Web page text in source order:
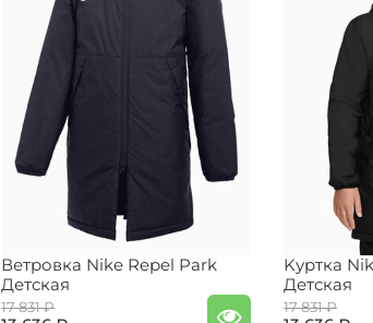
Ветровка Nike Repel Park
Детская
17 831 ₽
Kуртка
Детская
17 831 ₽